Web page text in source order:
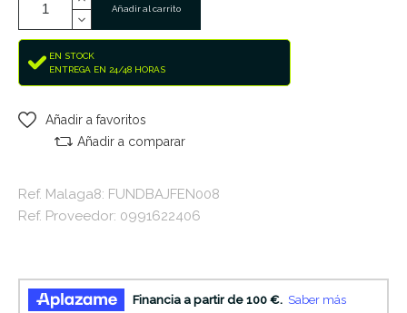
Añadir al carrito
EN STOCK
ENTREGA EN 24/48 HORAS
Añadir a favoritos
Añadir a comparar
Ref. Malaga8: FUNDBAJFEN008
Ref. Proveedor: 0991622406